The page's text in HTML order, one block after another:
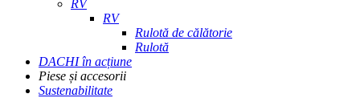
RV
RV
Rulotă de călătorie
Rulotă
DACHI în acțiune
Piese și accesorii
Sustenabilitate